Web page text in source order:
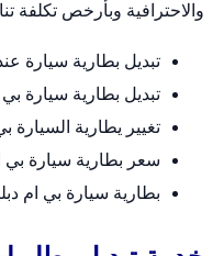
والاحترافية وبأرخص تكلفة
تبديل بطارية سيارة
تبديل بطارية سيارة بي
تغيير يطارية السيارة
سعر بطارية سيارة بي
بطارية سيارة بي ام